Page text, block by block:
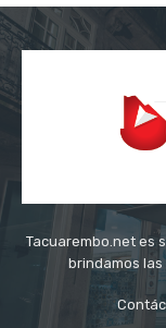
Tacuarembo.net es
brindamos